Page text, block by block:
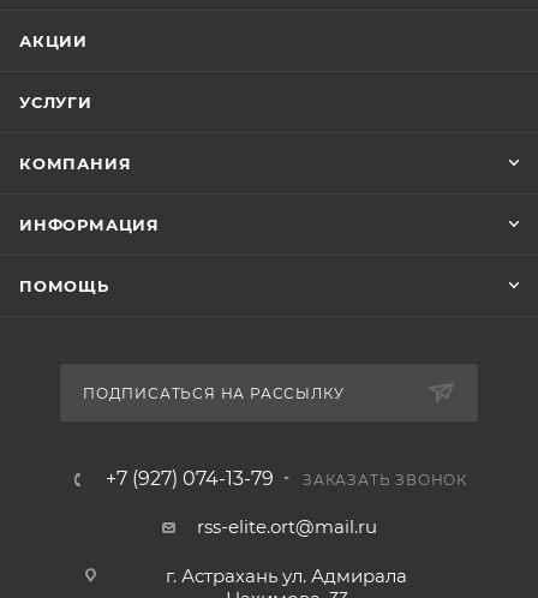
АКЦИИ
УСЛУГИ
КОМПАНИЯ
ИНФОРМАЦИЯ
ПОМОЩЬ
ПОДПИСАТЬСЯ НА РАССЫЛКУ
+7 (927) 074-13-79 ЗАКАЗАТЬ ЗВОНОК
rss-elite.ort@mail.ru
г. Астрахань ул. Адмирала